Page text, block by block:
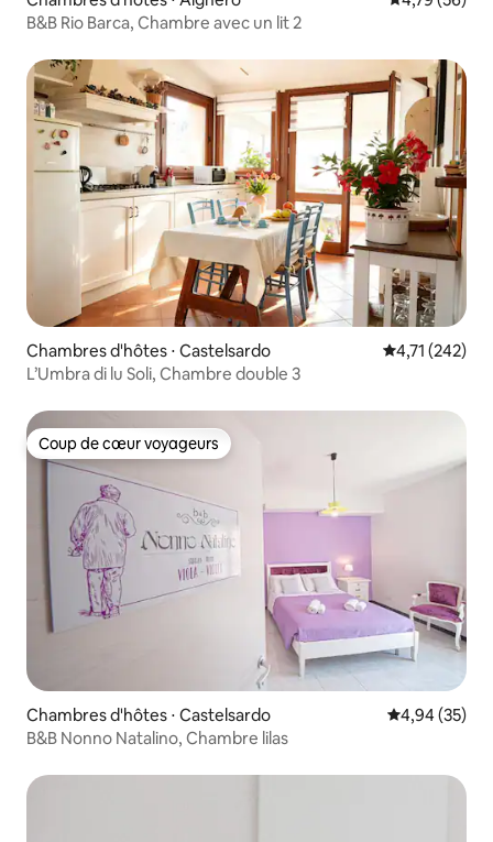
B&B Rio Barca, Chambre avec un lit 2
Chambres d'hôtes ⋅ Castelsardo Évaluation
4,71 (242)
L’Umbra di lu Soli, Chambre double 3
Coup de cœur voyageurs
Coup de cœur voyageurs
Chambres d'hôtes ⋅ Castelsardo Évaluation
4,94 (35)
B&B Nonno Natalino, Chambre lilas